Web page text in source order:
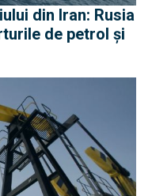
din Iran: Rusia
de petrol și